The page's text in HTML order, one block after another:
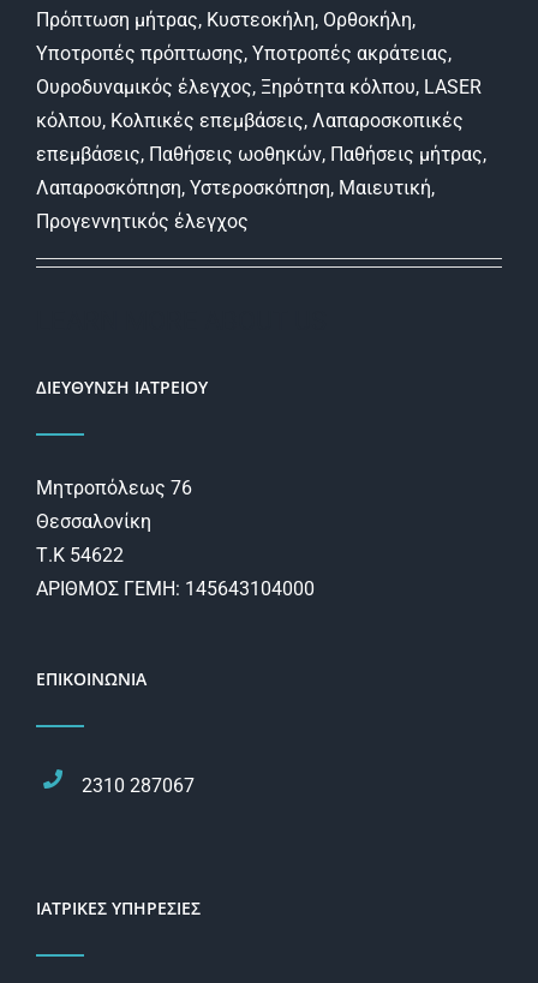
Πρόπτωση μήτρας, Κυστεοκήλη, Ορθοκήλη,
Υποτροπές πρόπτωσης, Υποτροπές ακράτειας,
Ουροδυναμικός έλεγχος, Ξηρότητα κόλπου, LASER
κόλπου, Κολπικές επεμβάσεις, Λαπαροσκοπικές
επεμβάσεις, Παθήσεις ωοθηκών, Παθήσεις μήτρας,
Λαπαροσκόπηση, Υστεροσκόπηση, Μαιευτική,
Προγεννητικός έλεγχος
ΔΙΕΥΘΥΝΣΗ ΙΑΤΡΕΙΟΥ
Μητροπόλεως 76
Θεσσαλονίκη
Τ.Κ 54622
ΑΡΙΘΜΟΣ ΓΕΜΗ: 145643104000
ΕΠΙΚΟΙΝΩΝΙΑ
2310 287067
ΙΑΤΡΙΚΕΣ ΥΠΗΡΕΣΙΕΣ